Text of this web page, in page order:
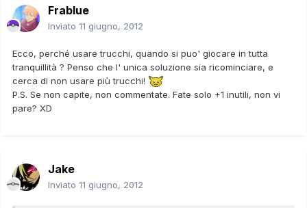
Frablue
Inviato 11 giugno, 2012
Ecco, perché usare trucchi, quando si puo' giocare in tutta
tranquillità ? Penso che l' unica soluzione sia ricominciare, e
cerca di non usare più trucchi!
P.S. Se non capite, non commentate. Fate solo +1 inutili, non vi
pare? XD
Jake
Inviato 11 giugno, 2012